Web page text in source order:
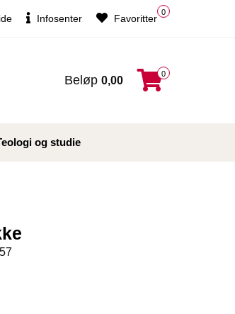
Infosenter
0
Favoritter
Beløp 0,00
0
og studie